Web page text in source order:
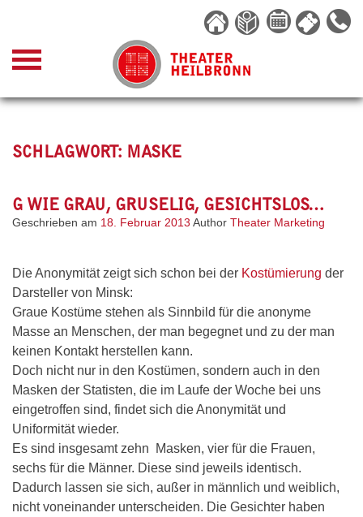
content
SCHLAGWORT: MASKE
G WIE GRAU, GRUSELIG, GESICHTSLOS…
Geschrieben am 18. Februar 2013 Author Theater Marketing
Die Anonymität zeigt sich schon bei der Kostümierung der
Darsteller von Minsk:
Graue Kostüme stehen als Sinnbild für die anonyme
Masse an Menschen, der man begegnet und zu der man
keinen Kontakt herstellen kann.
Doch nicht nur in den Kostümen, sondern auch in den
Masken der Statisten, die im Laufe der Woche bei uns
eingetroffen sind, findet sich die Anonymität und
Uniformität wieder.
Es sind insgesamt zehn Masken, vier für die Frauen,
sechs für die Männer. Diese sind jeweils identisch.
Dadurch lassen sie sich, außer in männlich und weiblich,
nicht voneinander unterscheiden. Die Gesichter haben